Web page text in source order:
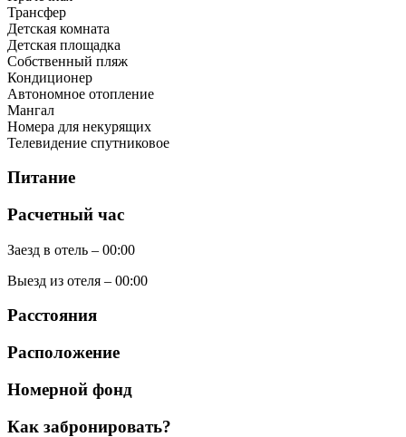
Трансфер
Детская комната
Детская площадка
Собственный пляж
Кондиционер
Автономное отопление
Мангал
Номера для некурящих
Телевидение спутниковое
Питание
Расчетный час
Заезд в отель – 00:00
Выезд из отеля – 00:00
Расстояния
Расположение
Номерной фонд
Как забронировать?